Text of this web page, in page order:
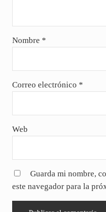
Nombre *
Correo electrónico *
Web
Guarda mi nombre,
este navegador para la